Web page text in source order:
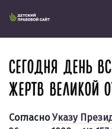
СЕГОДНЯ ДЕНЬ
ЖЕРТВ ВЕЛИКОЙ
СогласноУказу